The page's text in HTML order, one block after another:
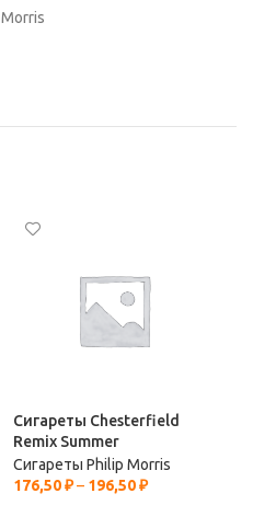
Сигареты Chesterfield
Remix Summer
Сигареты Philip Morris
176,50₽– 196,50₽